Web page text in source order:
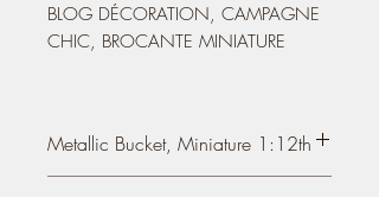
BLOG DÉCORATION, CAMPAGNE
CHIC, BROCANTE MINIATURE
Metallic Bucket, Miniature 1:12th